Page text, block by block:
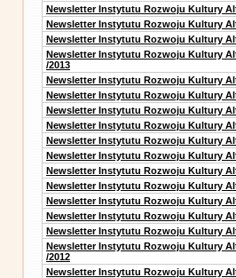
Newsletter Instytutu Rozwoju Kultury
Newsletter Instytutu Rozwoju Kultury
Newsletter Instytutu Rozwoju Kultury
Newsletter Instytutu Rozwoju Kultury
/2013
Newsletter Instytutu Rozwoju Kultury
Newsletter Instytutu Rozwoju Kultury
Newsletter Instytutu Rozwoju Kultury
Newsletter Instytutu Rozwoju Kultury
Newsletter Instytutu Rozwoju Kultury
Newsletter Instytutu Rozwoju Kultury
Newsletter Instytutu Rozwoju Kultury
Newsletter Instytutu Rozwoju Kultury
Newsletter Instytutu Rozwoju Kultury
Newsletter Instytutu Rozwoju Kultury
Newsletter Instytutu Rozwoju Kultury
Newsletter Instytutu Rozwoju Kultury
/2012
Newsletter Instytutu Rozwoju Kultury